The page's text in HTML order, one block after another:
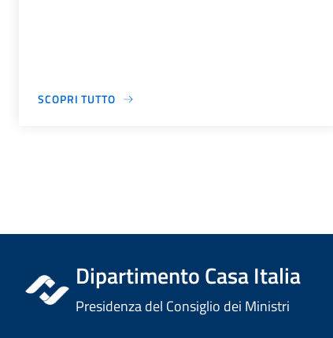
SCOPRI TUTTO
Dipartimento Casa Italia
Presidenza del Consiglio dei Ministri